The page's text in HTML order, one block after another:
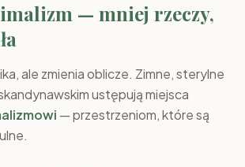
— mniej rzeczy,
ale zmienia oblicze. Zimne, sterylne
ustępują miejsca
— przestrzeniom, które są